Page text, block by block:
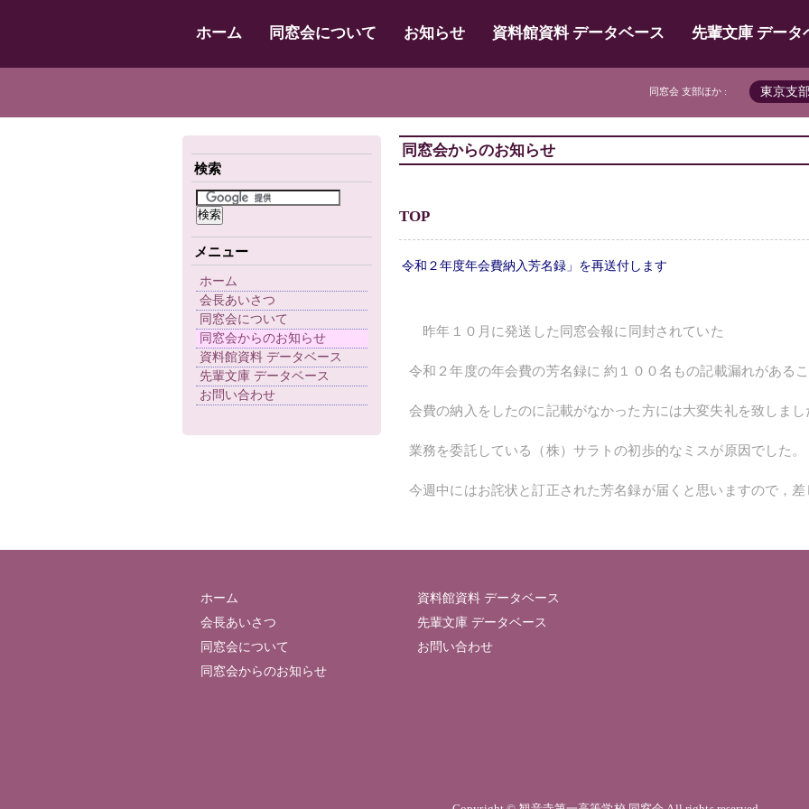
ホーム 同窓会について お知らせ 資料館資料 データベース 先輩文庫 データ
同窓会 支部ほか : 東京支
検索
メニュー
ホーム
会長あいさつ
同窓会について
同窓会からのお知らせ
資料館資料 データベース
先輩文庫 データベース
お問い合わせ
同窓会からのお知らせ
TOP
令和２年度年会費納入芳名録」を再送付します
昨年１０月に発送した同窓会報に同封されていた
令和２年度の年会費の芳名録に 約１００名もの記載漏れがあるこ
会費の納入をしたのに記載がなかった方には大変失礼を致しまし
業務を委託している（株）サラトの初歩的なミスが原因でした。
今週中にはお詫状と訂正された芳名録が届くと思いますので，差
ホーム
会長あいさつ
同窓会について
同窓会からのお知らせ
資料館資料 データベース
先輩文庫 データベース
お問い合わせ